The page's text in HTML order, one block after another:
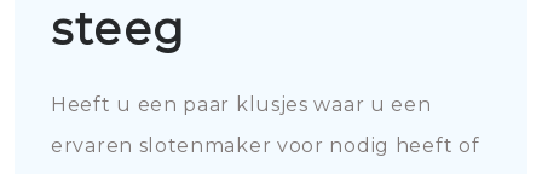
steeg
Heeft u een paar klusjes waar u een
ervaren slotenmaker voor nodig heeft of